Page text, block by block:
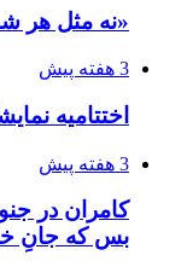
«نه مثل هر
3 هفته پیش
اختتامیه
3 هفته پیش
کامران در
بس که جانِ